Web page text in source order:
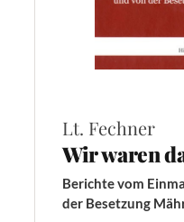
Lt. Fechner
Wir waren
Berichte vom
der Besetzung